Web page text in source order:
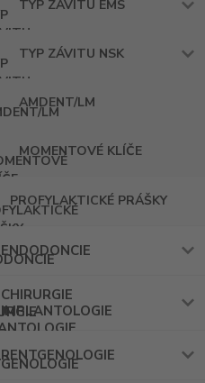
TYP ZÁVITU EMS
TYP ZÁVITU NSK
AMDENT/LM
MOMENTOVÉ KLÍČE
PROFYLAKTICKÉ PRÁŠKY
ENDODONCIE
CHIRURGIE
IMPLANTOLOGIE
RENTGENOLOGIE